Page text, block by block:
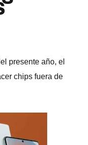
presente año, el
chips fuera de